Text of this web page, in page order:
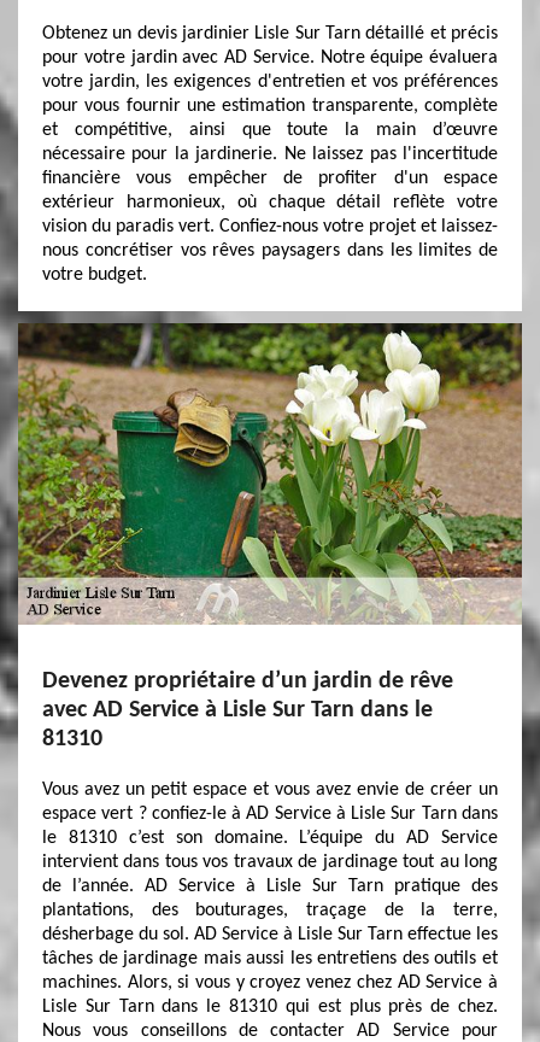
Obtenez un devis jardinier Lisle Sur Tarn détaillé et précis
pour votre jardin avec AD Service. Notre équipe évaluera
votre jardin, les exigences d'entretien et vos préférences
pour vous fournir une estimation transparente, complète
et compétitive, ainsi que toute la main d’œuvre
nécessaire pour la jardinerie. Ne laissez pas l'incertitude
financière vous empêcher de profiter d'un espace
extérieur harmonieux, où chaque détail reflète votre
vision du paradis vert. Confiez-nous votre projet et laissez-
nous concrétiser vos rêves paysagers dans les limites de
votre budget.
Devenez propriétaire d’un jardin de rêve
avec AD Service à Lisle Sur Tarn dans le
81310
Vous avez un petit espace et vous avez envie de créer un
espace vert ? confiez-le à AD Service à Lisle Sur Tarn dans
le 81310 c’est son domaine. L’équipe du AD Service
intervient dans tous vos travaux de jardinage tout au long
de l’année. AD Service à Lisle Sur Tarn pratique des
plantations, des bouturages, traçage de la terre,
désherbage du sol. AD Service à Lisle Sur Tarn effectue les
tâches de jardinage mais aussi les entretiens des outils et
machines. Alors, si vous y croyez venez chez AD Service à
Lisle Sur Tarn dans le 81310 qui est plus près de chez.
Nous vous conseillons de contacter AD Service pour